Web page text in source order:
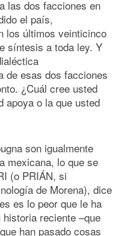
las dos facciones en
el país,
los últimos veinticinco
síntesis a toda ley. Y
de esas dos facciones
¿Cuál cree usted
apoya o la que usted
son igualmente
mexicana, lo que se
(o PRIÁN, si
de Morena), dice
es lo peor que le ha
reciente –que
han pasado cosas